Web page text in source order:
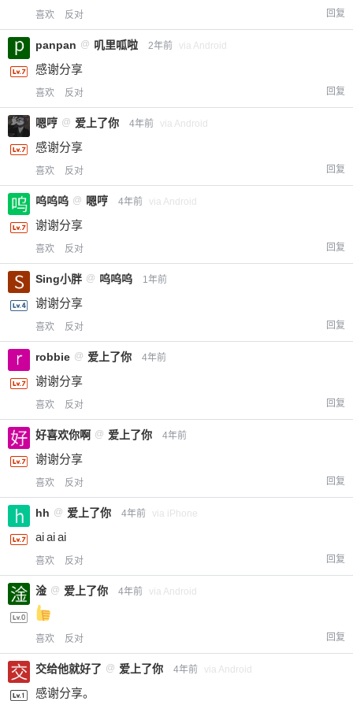
喜欢 反对 回复
panpan @ 叽里呱啦 2年前 via Android
感谢分享
喜欢 反对 回复
嗯哼 @ 爱上了你 4年前 via Android
感谢分享
喜欢 反对 回复
呜呜呜 @ 嗯哼 4年前 via Android
谢谢分享
喜欢 反对 回复
Sing小胖 @ 呜呜呜 1年前
谢谢分享
喜欢 反对 回复
robbie @ 爱上了你 4年前
谢谢分享
喜欢 反对 回复
好喜欢你啊 @ 爱上了你 4年前
谢谢分享
喜欢 反对 回复
hh @ 爱上了你 4年前 via iPhone
ai ai ai
喜欢 反对 回复
淦 @ 爱上了你 4年前 via Android
喜欢 反对 回复
交给他就好了 @ 爱上了你 4年前 via Android
感谢分享。